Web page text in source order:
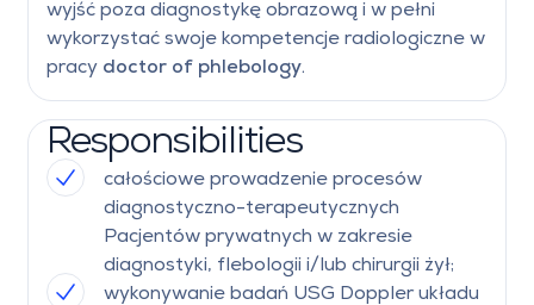
wyjść poza diagnostykę obrazową i w pełni
wykorzystać swoje kompetencje radiologiczne w
pracy doctor of phlebology.
Responsibilities
całościowe prowadzenie procesów
diagnostyczno-terapeutycznych
Pacjentów prywatnych w zakresie
diagnostyki, flebologii i/lub chirurgii żył;
wykonywanie badań USG Doppler układu